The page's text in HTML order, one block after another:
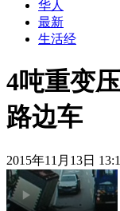
华人
最新
生活经
4吨重变
路边车
2015年11月13日